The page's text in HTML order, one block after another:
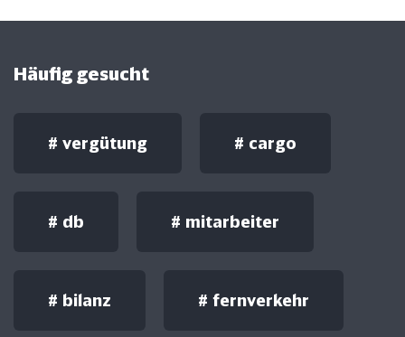
Häufig gesucht
# vergütung # cargo
# db # mitarbeiter
# bilanz # fernverkehr